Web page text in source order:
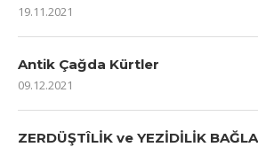
19.11.2021
Antik Çağda Kürtler
09.12.2021
ZERDÜŞTÎLİK ve YEZİDİLİK